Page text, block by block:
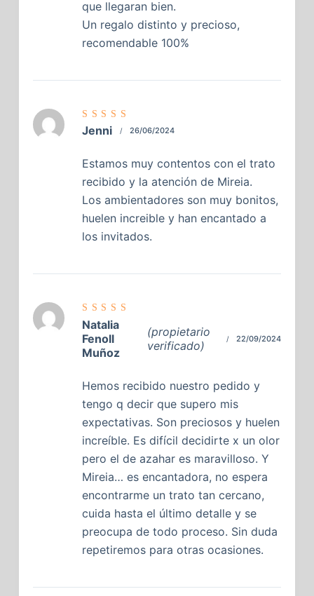
que llegaran bien.
Un regalo distinto y precioso,
recomendable 100%
Valorado
con
5
de
Jenni 26/06/2024
Estamos muy contentos con el trato
recibido y la atención de Mireia.
Los ambientadores son muy bonitos,
huelen increible y han encantado a
los invitados.
Valorado
con5
5
Natalia
Fenoll
Muñoz
(propietario
verificado)
22/09/2024
Hemos recibido nuestro pedido y
tengo q decir que supero mis
expectativas. Son preciosos y huelen
increíble. Es difícil decidirte x un olor
pero el de azahar es maravilloso. Y
Mireia… es encantadora, no espera
encontrarme un trato tan cercano,
cuida hasta el último detalle y se
preocupa de todo proceso. Sin duda
repetiremos para otras ocasiones.